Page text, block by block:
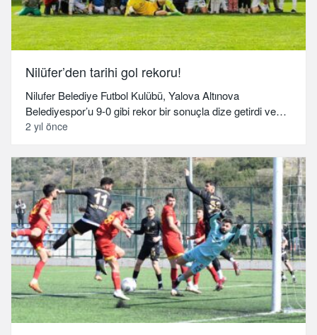
Nilüfer’den tarihi gol rekoru!
Nilufer Belediye Futbol Kulübü, Yalova Altınova
Belediyespor’u 9-0 gibi rekor bir sonuçla dize getirdi ve…
2 yıl önce